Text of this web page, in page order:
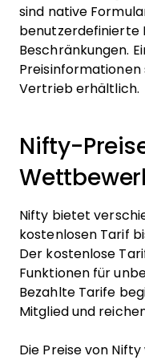
sind native
benutzerdefinierte
Beschränkungen.
Preisinformationen
Vertrieb erhältlich.
Nifty-
Nifty bietet
kostenlosen Tarif
Der kostenlose
Funktionen für
Bezahlte Tarife
Mitglied und
Die Preise von